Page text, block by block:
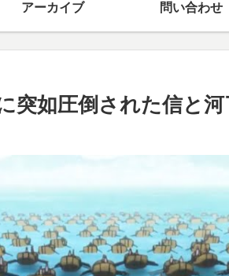
アーカイブ 問い合わせ
突如圧倒された信と